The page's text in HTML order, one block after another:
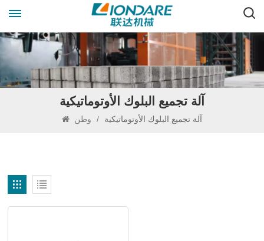
آلة تجميع البلوك الأوتوماتيكية
/ آلة تجميع البلوك الأوتوماتيكية